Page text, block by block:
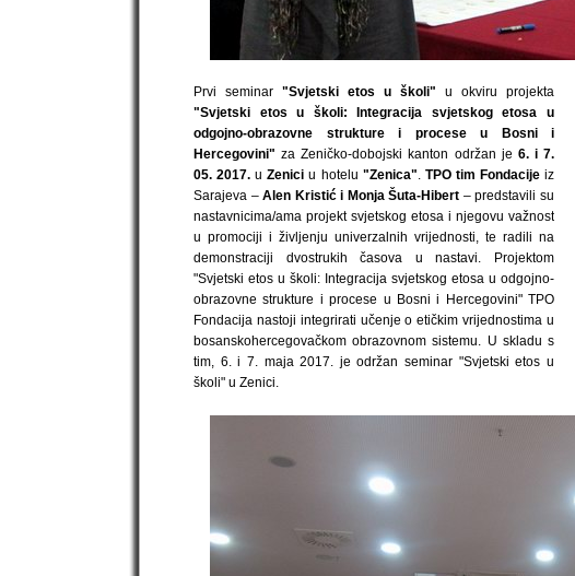
Prvi seminar "Svjetski etos u školi" u okviru projekta
"Svjetski etos u školi: Integracija svjetskog etosa u
odgojno-obrazovne strukture i procese u Bosni i
Hercegovini" za Zeničko-dobojski kanton održan je 6. i 7.
05. 2017. uZenici u hotelu "Zenica". TPO tim Fondacijeiz
Sarajeva –Alen Kristić i Monja Šuta-Hibert – predstavili su
nastavnicima/ama projekt svjetskog etosa i njegovu važnost
u promociji i življenju univerzalnih vrijednosti, te radili na
demonstraciji dvostrukih časova u nastavi. Projektom
"Svjetski etos u školi: Integracija svjetskog etosa u odgojno-
obrazovne strukture i procese u Bosni i Hercegovini" TPO
Fondacija nastoji integrirati učenje o etičkim vrijednostima u
bosanskohercegovačkom obrazovnom sistemu. U skladu s
tim, 6. i 7. maja 2017. je održan seminar "Svjetski etos u
školi" u Zenici.